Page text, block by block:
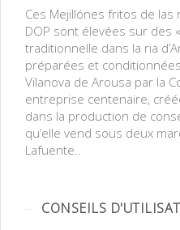
Ces Mejillónes fritos de las
DOP sont élevées sur des
traditionnelle dans la ria
préparées et
Vilanova de Arousa par la
entreprise centenaire,
dans la production de
qu’elle vend sous deux
Lafuente..
CONSEILS